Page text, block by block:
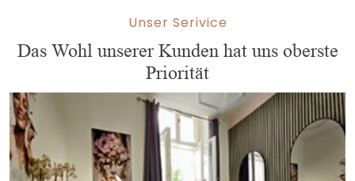
Unser Serivice
Das Wohl unserer Kunden hat uns oberste
Priorität